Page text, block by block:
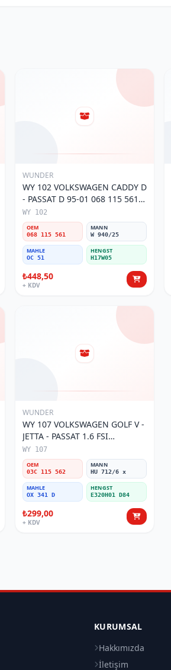
WUNDER
WY 102 VOLKSWAGEN CADDY D
- PASSAT D 95-01 068 115 561
Yağ Filtresi
WY 102
OEM
068 115 561
MANN
W 940/25
MAHLE
OC 51
HENGST
H17W05
₺448,50
+ KDV
WUNDER
WY 107 VOLKSWAGEN GOLF V -
JETTA - PASSAT 1.6 FSI
BENZİNLİ 03C 115 562 Yağ
Filtresi
WY 107
OEM
03C 115 562
MANN
HU 712/6 x
MAHLE
OX 341 D
HENGST
E320H01 D84
₺299,00
+ KDV
KURUMSAL
Hakkımızda
İletişim